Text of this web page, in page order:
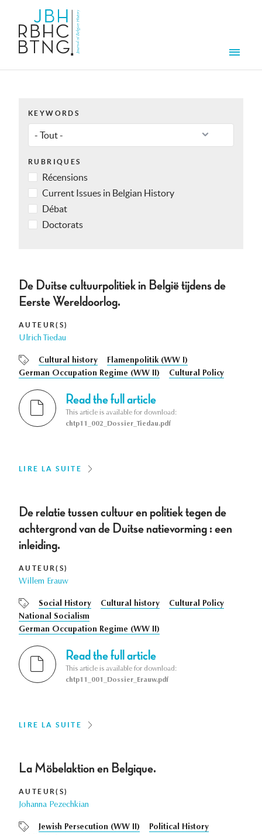
KEYWORDS
RUBRIQUES
Récensions
Current Issues in Belgian History
Débat
Doctorats
De Duitse cultuurpolitiek in België tijdens de
Eerste Wereldoorlog.
AUTEUR(S)
Ulrich Tiedau
Cultural history
Flamenpolitik (WW I)
German Occupation Regime (WW II)
Cultural Policy
Read the full article
This article is available for download:
chtp11_002_Dossier_Tiedau.pdf
LIRE LA SUITE
De relatie tussen cultuur en politiek tegen de
achtergrond van de Duitse natievorming : een
inleiding.
AUTEUR(S)
Willem Erauw
Social History Cultural history
Cultural Policy
National Socialism
German Occupation Regime (WW II)
Read the full article
This article is available for download:
chtp11_001_Dossier_Erauw.pdf
LIRE LA SUITE
La Möbelaktion en Belgique.
AUTEUR(S)
Johanna Pezechkian
Jewish Persecution (WW II)
Political History